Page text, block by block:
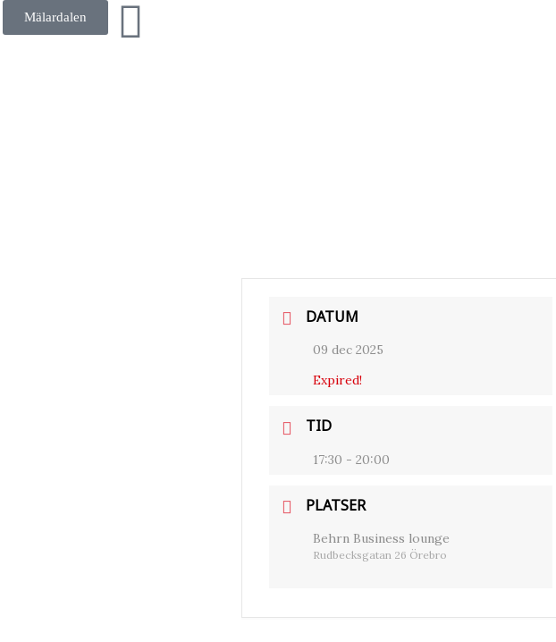
Mälardalen
DATUM
09 dec 2025
Expired!
TID
17:30 - 20:00
PLATSER
Behrn Business lounge
Rudbecksgatan 26 Örebro